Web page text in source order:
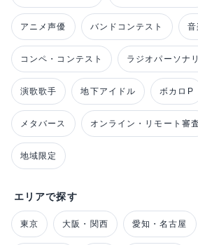
アニメ声優 バンドコンテスト 音
コンペ・コンテスト ラジオパーソナ
演歌歌手 地下アイドル ボカロP
メタバース オンライン・リモート審査
地域限定
エリアで探す
東京 大阪・関西 愛知・名古屋